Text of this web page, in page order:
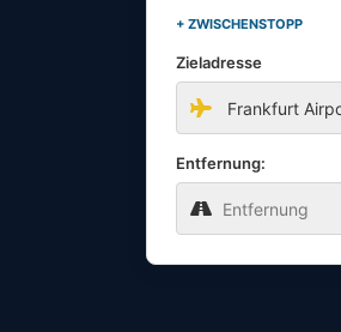
+ ZWISCHENSTOPP
Zieladresse
Entfernung: